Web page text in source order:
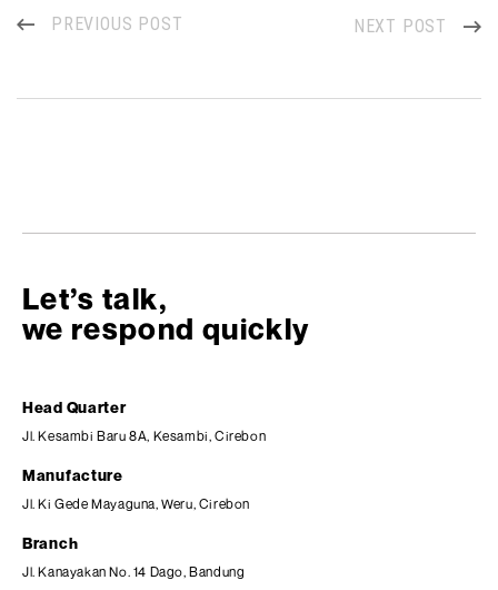
PREVIOUS POST NEXT POST
Let’s talk,
we respond quickly
Head Quarter
Jl. Kesambi Baru 8A, Kesambi, Cirebon
Manufacture
Jl. Ki Gede Mayaguna, Weru, Cirebon
Branch
Jl. Kanayakan No. 14 Dago, Bandung